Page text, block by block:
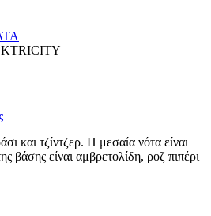
και τζίντζερ. Η μεσαία νότα είναι
βάσης είναι αμβρετολίδη, ροζ πιπέρι